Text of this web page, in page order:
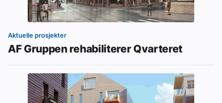
Aktuelle prosjekter
AF Gruppen rehabiliterer Qvarteret